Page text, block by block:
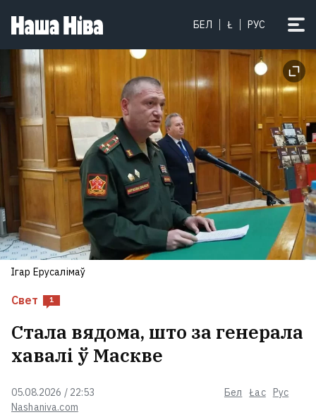
БЕЛ Ł РУС
Свет 1
Nashaniva.com
05.08.2026 / 22:53 Бел Łac Рус
Стала вядома, што за генерала
хавалі ў Маскве
Ігар Ерусалімаў